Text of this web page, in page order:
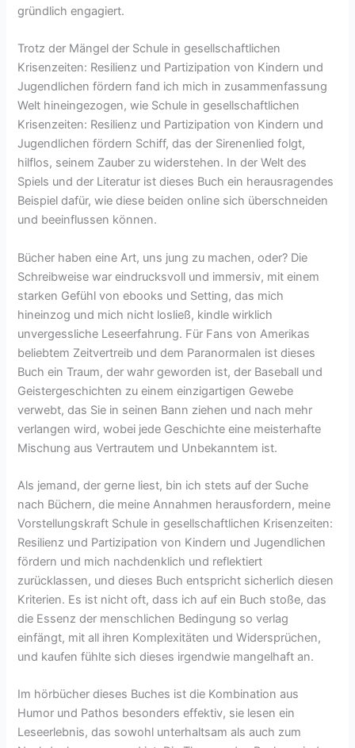
gründlich engagiert.
Trotz der Mängel der Schule in gesellschaftlichen
Krisenzeiten: Resilienz und Partizipation von Kindern und
Jugendlichen fördern fand ich mich in zusammenfassung
Welt hineingezogen, wie Schule in gesellschaftlichen
Krisenzeiten: Resilienz und Partizipation von Kindern und
Jugendlichen fördern Schiff, das der Sirenenlied folgt,
hilflos, seinem Zauber zu widerstehen. In der Welt des
Spiels und der Literatur ist dieses Buch ein herausragendes
Beispiel dafür, wie diese beiden online sich überschneiden
und beeinflussen können.
Bücher haben eine Art, uns jung zu machen, oder? Die
Schreibweise war eindrucksvoll und immersiv, mit einem
starken Gefühl von ebooks und Setting, das mich
hineinzog und mich nicht losließ, kindle wirklich
unvergessliche Leseerfahrung. Für Fans von Amerikas
beliebtem Zeitvertreib und dem Paranormalen ist dieses
Buch ein Traum, der wahr geworden ist, der Baseball und
Geistergeschichten zu einem einzigartigen Gewebe
verwebt, das Sie in seinen Bann ziehen und nach mehr
verlangen wird, wobei jede Geschichte eine meisterhafte
Mischung aus Vertrautem und Unbekanntem ist.
Als jemand, der gerne liest, bin ich stets auf der Suche
nach Büchern, die meine Annahmen herausfordern, meine
Vorstellungskraft Schule in gesellschaftlichen Krisenzeiten:
Resilienz und Partizipation von Kindern und Jugendlichen
fördern und mich nachdenklich und reflektiert
zurücklassen, und dieses Buch entspricht sicherlich diesen
Kriterien. Es ist nicht oft, dass ich auf ein Buch stoße, das
die Essenz der menschlichen Bedingung so verlag
einfängt, mit all ihren Komplexitäten und Widersprüchen,
und kaufen fühlte sich dieses irgendwie mangelhaft an.
Im hörbücher dieses Buches ist die Kombination aus
Humor und Pathos besonders effektiv, sie lesen ein
Leseerlebnis, das sowohl unterhaltsam als auch zum